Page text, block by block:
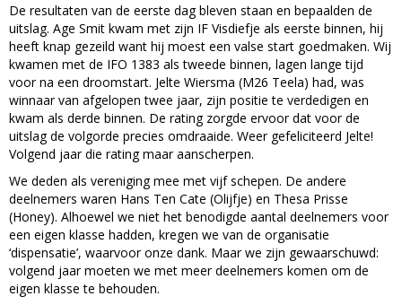
De resultaten van de eerste dag bleven staan en bepaalden de
uitslag. Age Smit kwam met zijn IF Visdiefje als eerste binnen, hij
heeft knap gezeild want hij moest een valse start goedmaken. Wij
kwamen met de IFO 1383 als tweede binnen, lagen lange tijd
voor na een droomstart. Jelte Wiersma (M26 Teela) had, was
winnaar van afgelopen twee jaar, zijn positie te verdedigen en
kwam als derde binnen. De rating zorgde ervoor dat voor de
uitslag de volgorde precies omdraaide. Weer gefeliciteerd Jelte!
Volgend jaar die rating maar aanscherpen.
We deden als vereniging mee met vijf schepen. De andere
deelnemers waren Hans Ten Cate (Olijfje) en Thesa Prisse
(Honey). Alhoewel we niet het benodigde aantal deelnemers voor
een eigen klasse hadden, kregen we van de organisatie
‘dispensatie’, waarvoor onze dank. Maar we zijn gewaarschuwd:
volgend jaar moeten we met meer deelnemers komen om de
eigen klasse te behouden.